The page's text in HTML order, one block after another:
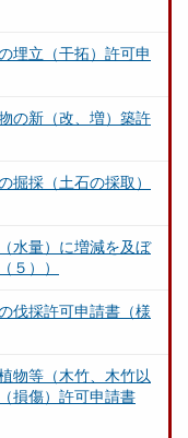
埋立（干拓）許可申
の新（改、増）築許
掘採（土石の採取）
水量）に増減を及ぼ
５））
伐採許可申請書（様
物等（木竹、木竹以
損傷）許可申請書